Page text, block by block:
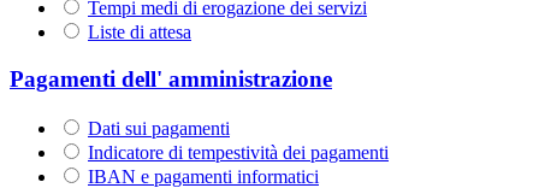
Tempi medi di erogazione dei servizi
Liste di attesa
Pagamenti dell' amministrazione
Dati sui pagamenti
Indicatore di tempestività dei pagamenti
IBAN e pagamenti informatici